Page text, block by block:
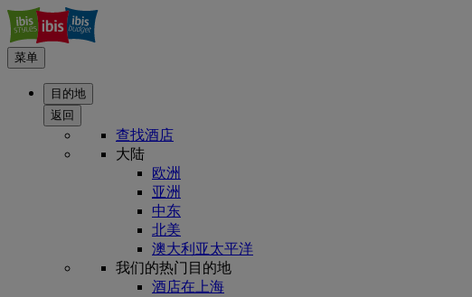
菜单
目的地
返回
查找酒店
大陆
欧洲
亚洲
中东
北美
澳大利亚太平洋
我们的热门目的地
酒店在上海